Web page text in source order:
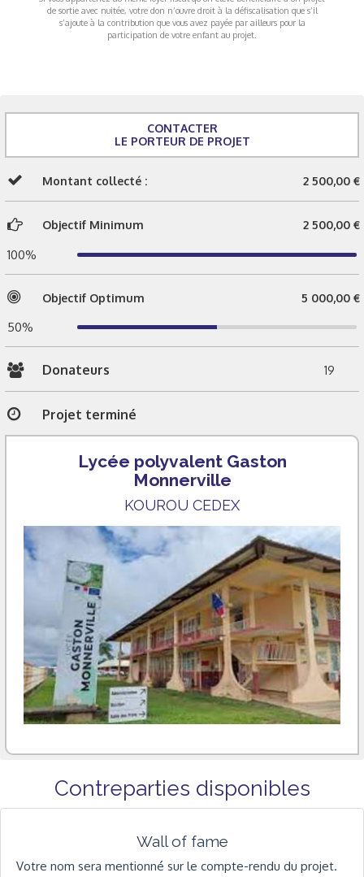
de sortie avec nuitée, votre don n’ouvre droit à la défiscalisation que s’il
s’ajoute à la contribution que vous avez payée par ailleurs pour la
participation de votre enfant au projet.
CONTACTER
LE PORTEUR DE PROJET
Montant collecté : 2 500,00 €
Objectif Minimum 2 500,00 €
100%
Objectif Optimum 5 000,00 €
50%
Donateurs 19
Projet terminé
Lycée polyvalent Gaston
Monnerville
KOUROU CEDEX
Contreparties disponibles
Wall of fame
Votre nom sera mentionné sur le compte-rendu du projet.